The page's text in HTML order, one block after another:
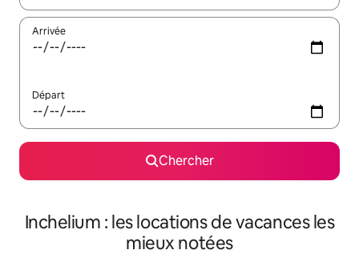
Arrivée
Départ
Chercher
Inchelium : les locations de vacances les
mieux notées